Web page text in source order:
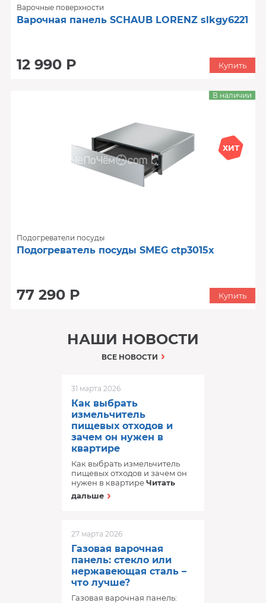
Варочные поверхности
Варочная панель SCHAUB LORENZ slkgy6221
12 990 Р Купить
ХИТ
Подогреватели посуды
Подогреватель посуды SMEG ctp3015x
77 290 Р
В наличии
Купить
НАШИ НОВОСТИ
ВСЕ НОВОСТИ
31 марта 2026
Как выбрать
измельчитель
пищевых отходов и
зачем он нужен в
квартире
Как выбрать измельчитель
пищевых отходов и зачем он
нужен в квартиреЧитать
дальше
27 марта 2026
Газовая варочная
панель: стекло или
нержавеющая сталь –
что лучше?
Газовая варочная панель: